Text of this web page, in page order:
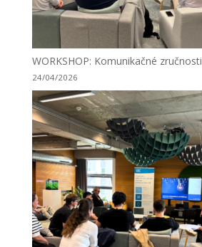
WORKSHOP: Komunikačné zručnosti
24/04/2026